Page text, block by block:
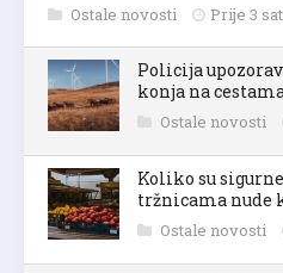
Ostale novosti Prije 3
Policija
konja na
Ostale novosti
Koliko su
tržnicama nude
Ostale novosti